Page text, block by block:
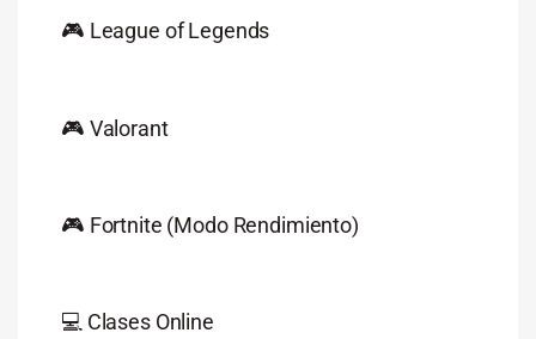
🎮 League of Legends
🎮 Valorant
🎮 Fortnite (Modo Rendimiento)
💻 Clases Online